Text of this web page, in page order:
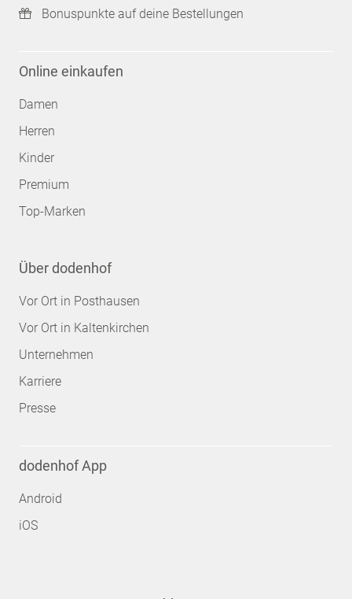
Bonuspunkte auf deine Bestellungen
Online einkaufen
Damen
Herren
Kinder
Premium
Top-Marken
Über dodenhof
Vor Ort in Posthausen
Vor Ort in Kaltenkirchen
Unternehmen
Karriere
Presse
dodenhof App
Android
iOS